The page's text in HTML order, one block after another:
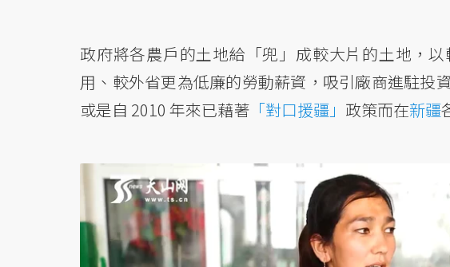
政府將各農戶的土地給「兜」成較大片的土地，
用、較外省更為低廉的勞動薪資，吸引廠商進駐投
或是自 2010 年來已藉著 「對口援疆」 政策而在新疆